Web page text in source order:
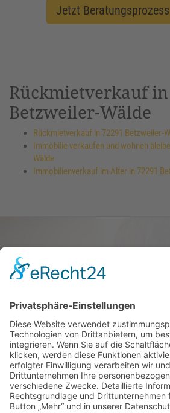
Jetzt
Rückmietverkauf in
Betzweiler-Wälde
Rückmietverkauf in 72291 Betzweiler-
Immobilie verkaufen und wohnen
Wälde
Immobilienverkauf im Alter in 72291
verkaufen
wohnen
Verkaufen Sie Ihr Haus
Eigen­tums­woh­nung
darin wohnen.